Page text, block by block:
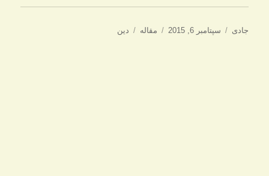
نویسنده
جادی
ارسال
سپتامبر 6, 2015 دسته‌ها
مقاله برچسب‌ها
دین